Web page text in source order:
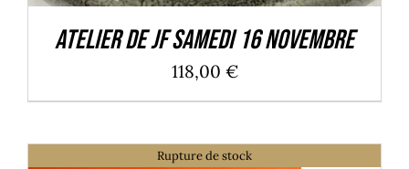
Atelier de JF Samedi 16 Novembre
118,00 €
Rupture de stock